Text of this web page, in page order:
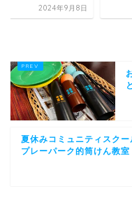
2024年9月8日
夏休みコミュニティスク
プレーパーク的筒けん教室